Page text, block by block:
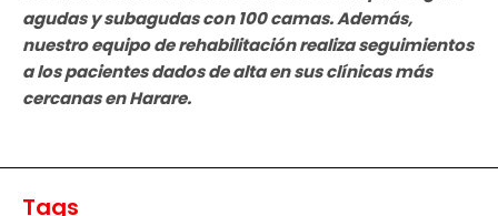
agudas y subagudas con 100 camas. Además,
nuestro equipo de rehabilitación realiza seguimientos
a los pacientes dados de alta en sus clínicas más
cercanas en Harare.
Tags